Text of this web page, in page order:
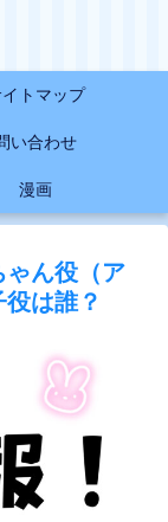
トマップ
い合わせ
漫画
ゃん役（ア
は誰？